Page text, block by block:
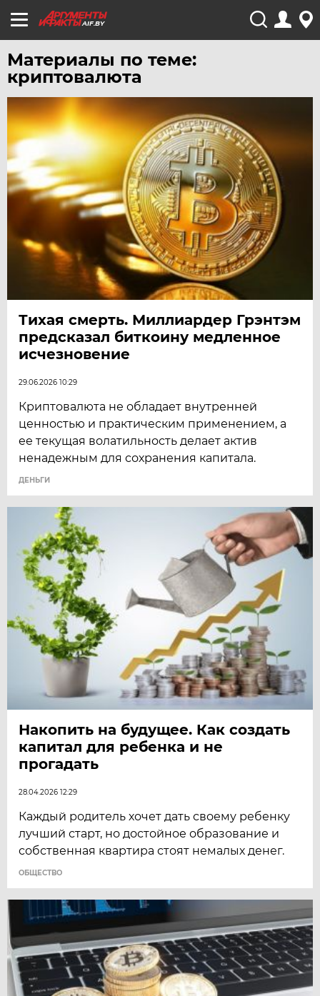
AIF.BY
Материалы по теме:
криптовалюта
Тихая смерть. Миллиардер Грэнтэм
предсказал биткоину медленное
исчезновение
29.06.2026 10:29
Криптовалюта не обладает внутренней
ценностью и практическим применением, а
ее текущая волатильность делает актив
ненадежным для сохранения капитала.
ДЕНЬГИ
Накопить на будущее. Как создать
капитал для ребенка и не
прогадать
28.04.2026 12:29
Каждый родитель хочет дать своему ребенку
лучший старт, но достойное образование и
собственная квартира стоят немалых денег.
ОБЩЕСТВО